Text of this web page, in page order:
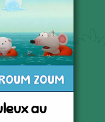
au